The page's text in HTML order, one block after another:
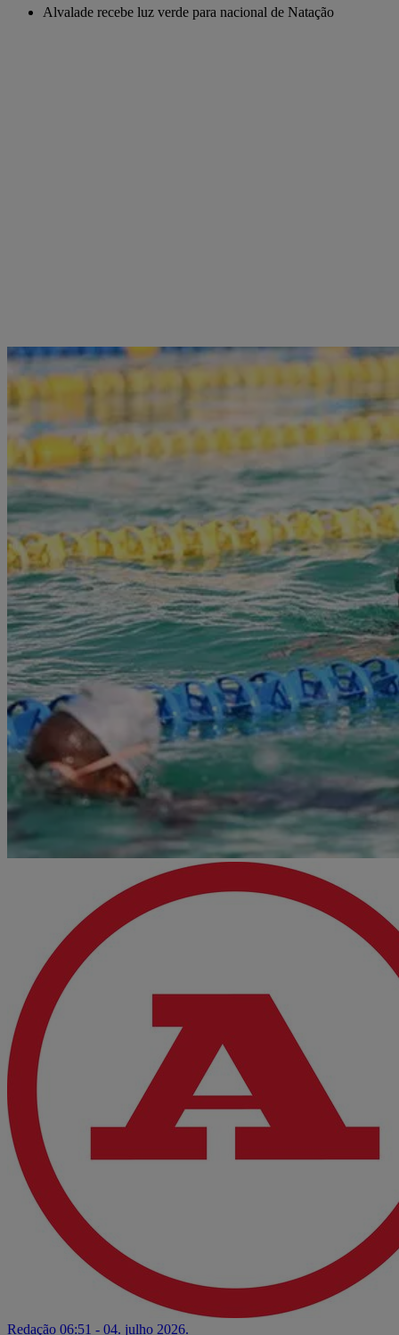
Alvalade recebe luz verde para nacional de Natação
Redação 06:51 - 04. julho 2026.